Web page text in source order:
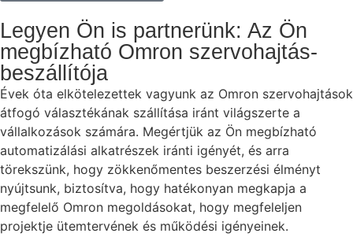
Legyen Ön is partnerünk: Az Ön
megbízható Omron szervohajtás-
beszállítója
Évek óta elkötelezettek vagyunk az Omron szervohajtások
átfogó választékának szállítása iránt világszerte a
vállalkozások számára. Megértjük az Ön megbízható
automatizálási alkatrészek iránti igényét, és arra
törekszünk, hogy zökkenőmentes beszerzési élményt
nyújtsunk, biztosítva, hogy hatékonyan megkapja a
megfelelő Omron megoldásokat, hogy megfeleljen
projektje ütemtervének és működési igényeinek.